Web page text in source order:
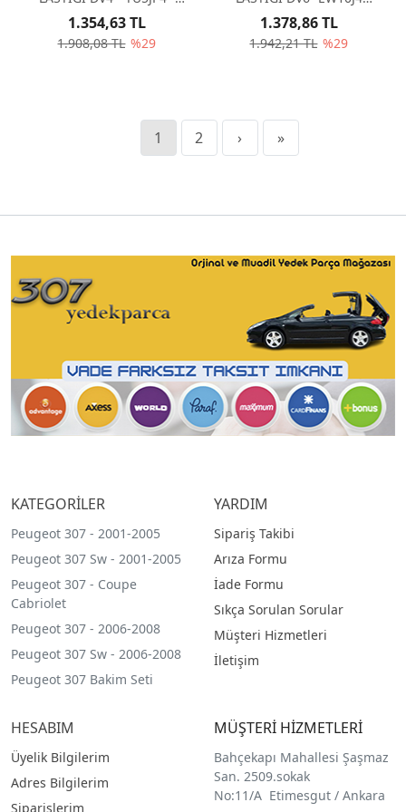
ET3J4 509487
1.908,08 TL %29
1.354,63 TL
-307SW - 5094E0
1.942,21 TL %29
1.378,86 TL
1 2 › »
KATEGORİLER
Peugeot 307 - 2001-2005
Peugeot 307 Sw - 2001-2005
Peugeot 307 - Coupe
Cabriolet
Peugeot 307 - 2006-2008
Peugeot 307 Sw - 2006-2008
Peugeot 307 Bakim Seti
YARDIM
Sipariş Takibi
Arıza Formu
İade Formu
Sıkça Sorulan Sorular
Müşteri Hizmetleri
İletişim
HESABIM
Üyelik Bilgilerim
Adres Bilgilerim
Siparişlerim
MÜŞTERİ HİZMETLERİ
Bahçekapı Mahallesi Şaşmaz
San. 2509.sokak
No:11/A Etimesgut / Ankara